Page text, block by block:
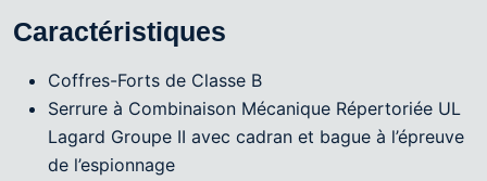
Caractéristiques
Coffres-Forts de Classe B
Serrure à Combinaison Mécanique Répertoriée UL
Lagard Groupe II avec cadran et bague à l’épreuve
de l’espionnage